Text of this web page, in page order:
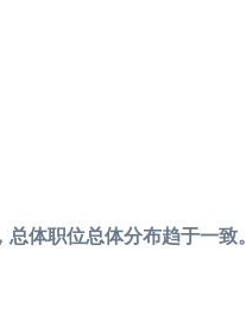
体职位总体分布趋于一致。